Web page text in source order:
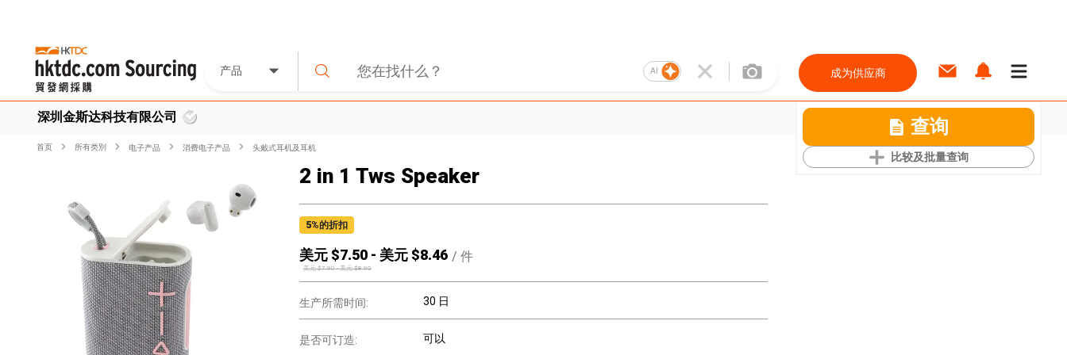
产品 AI 成为供应商
深圳金斯达科技有限公司 查询
比较及批量查询
首页 所有类別 电子产品 消费电子产品 头戴式耳机及耳机
2 in 1 Tws Speaker
5%的折扣
美元 $7.50 - 美元 $8.46 / 件
美元 $7.90-美元 $8.90
生产所需时间: 30 日
是否可订造: 可以